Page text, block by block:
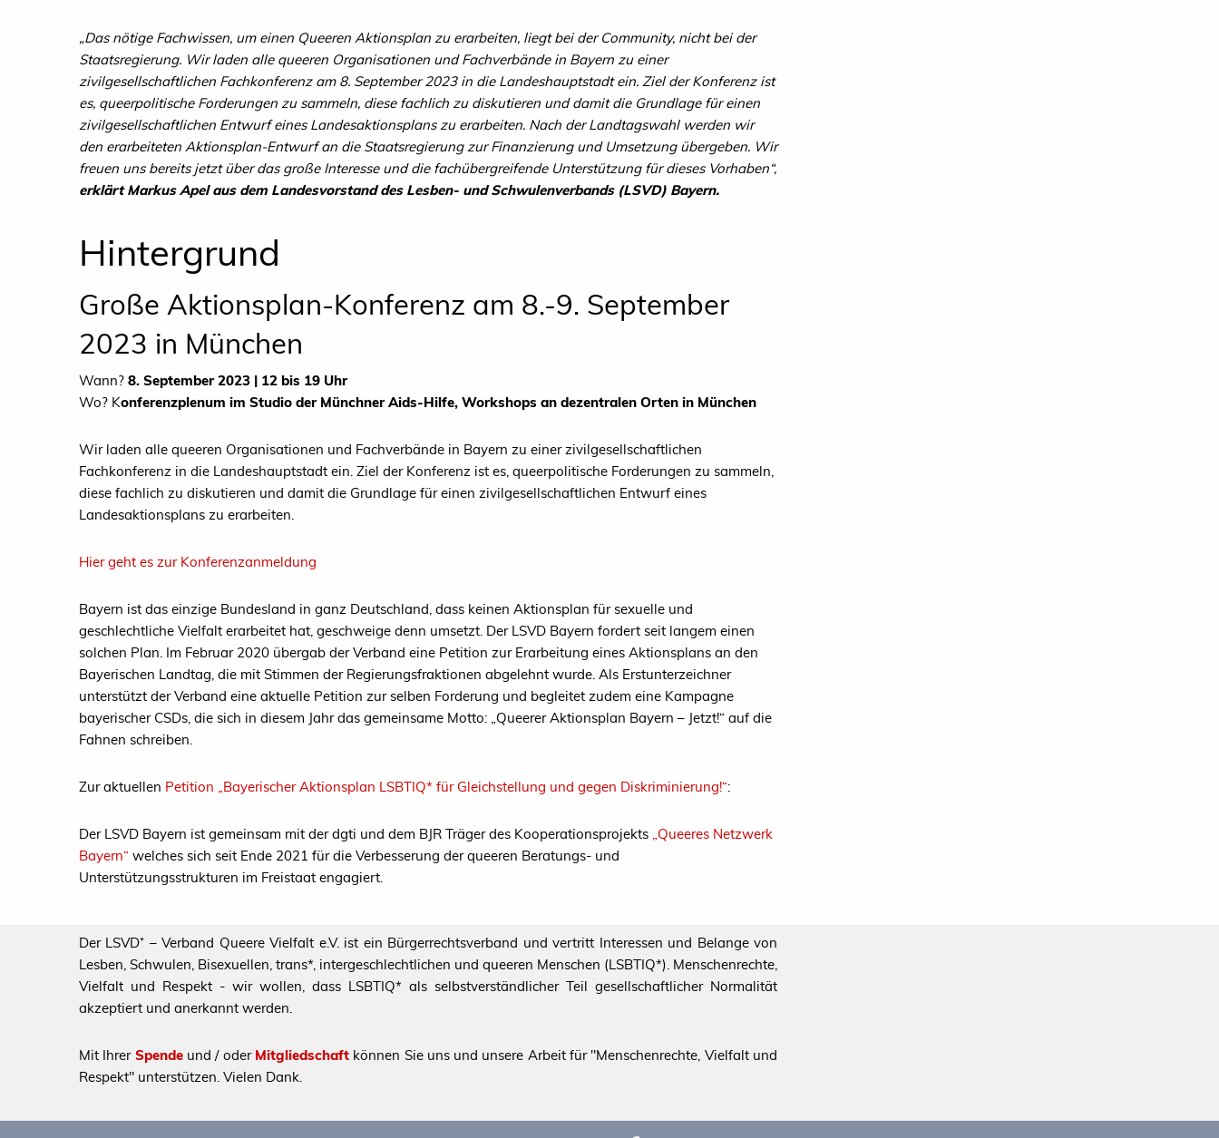
„Das nötige Fachwissen, um einen Queeren Aktionsplan zu erarbeiten, liegt bei der Community, nicht bei der
Staatsregierung. Wir laden alle queeren Organisationen und Fachverbände in Bayern zu einer
zivilgesellschaftlichen Fachkonferenz am 8. September 2023 in die Landeshauptstadt ein. Ziel der Konferenz ist
es, queerpolitische Forderungen zu sammeln, diese fachlich zu diskutieren und damit die Grundlage für einen
zivilgesellschaftlichen Entwurf eines Landesaktionsplans zu erarbeiten. Nach der Landtagswahl werden wir
den erarbeiteten Aktionsplan-Entwurf an die Staatsregierung zur Finanzierung und Umsetzung übergeben. Wir
freuen uns bereits jetzt über das große Interesse und die fachübergreifende Unterstützung für dieses Vorhaben“,
erklärt Markus Apel aus dem Landesvorstand des Lesben- und Schwulenverbands (LSVD) Bayern.
Hintergrund
Große Aktionsplan-Konferenz am 8.-9. September
2023 in München
Wann? 8. September 2023 | 12 bis 19 Uhr
Wo? Konferenzplenum im Studio der Münchner Aids-Hilfe, Workshops an dezentralen Orten in München
Wir laden alle queeren Organisationen und Fachverbände in Bayern zu einer zivilgesellschaftlichen
Fachkonferenz in die Landeshauptstadt ein. Ziel der Konferenz ist es, queerpolitische Forderungen zu sammeln,
diese fachlich zu diskutieren und damit die Grundlage für einen zivilgesellschaftlichen Entwurf eines
Landesaktionsplans zu erarbeiten.
Hier geht es zur Konferenzanmeldung
Bayern ist das einzige Bundesland in ganz Deutschland, dass keinen Aktionsplan für sexuelle und
geschlechtliche Vielfalt erarbeitet hat, geschweige denn umsetzt. Der LSVD Bayern fordert seit langem einen
solchen Plan. Im Februar 2020 übergab der Verband eine Petition zur Erarbeitung eines Aktionsplans an den
Bayerischen Landtag, die mit Stimmen der Regierungsfraktionen abgelehnt wurde. Als Erstunterzeichner
unterstützt der Verband eine aktuelle Petition zur selben Forderung und begleitet zudem eine Kampagne
bayerischer CSDs, die sich in diesem Jahr das gemeinsame Motto: „Queerer Aktionsplan Bayern – Jetzt!“ auf die
Fahnen schreiben.
Zur aktuellen Petition „Bayerischer Aktionsplan LSBTIQ* für Gleichstellung und gegen Diskriminierung!“:
Der LSVD Bayern ist gemeinsam mit der dgti und dem BJR Träger des Kooperationsprojekts „Queeres Netzwerk
Bayern“ welches sich seit Ende 2021 für die Verbesserung der queeren Beratungs- und
Unterstützungsstrukturen im Freistaat engagiert.
Der LSVD⁺ – Verband Queere Vielfalt e.V. ist ein Bürgerrechtsverband und vertritt Interessen und Belange von
Lesben, Schwulen, Bisexuellen, trans*, intergeschlechtlichen und queeren Menschen (LSBTIQ*). Menschenrechte,
Vielfalt und Respekt - wir wollen, dass LSBTIQ* als selbstverständlicher Teil gesellschaftlicher Normalität
akzeptiert und anerkannt werden.
Mit Ihrer Spendeund / oder Mitgliedschaftkönnen Sie uns und unsere Arbeit für "Menschenrechte, Vielfalt und
Respekt" unterstützen. Vielen Dank.